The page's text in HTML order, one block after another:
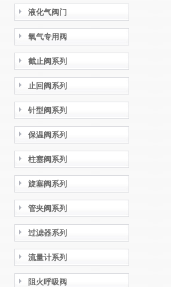
液化气阀门
氧气专用阀
截止阀系列
止回阀系列
针型阀系列
保温阀系列
柱塞阀系列
旋塞阀系列
管夹阀系列
过滤器系列
流量计系列
阻火呼吸阀